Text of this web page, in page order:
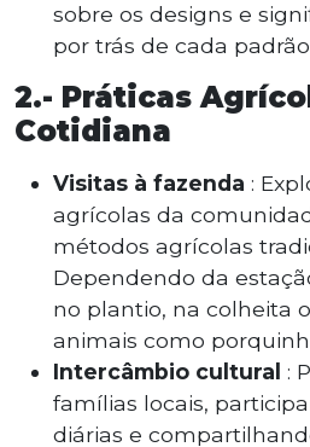
sobre os designs e
por trás de cada padrão
2.- Práticas
Cotidiana
Visitas à fazenda :
agrícolas da
métodos agrícolas
Dependendo da
no plantio, na colheita
animais como
Intercâmbio cultural :
famílias locais,
diárias e